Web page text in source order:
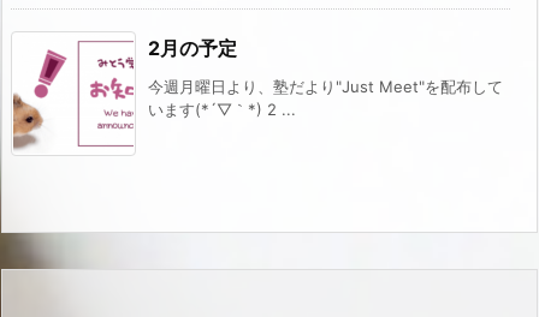
2月の予定
今週月曜日より、塾だより"Just Meet"を配布して
います(*´▽｀*) 2 ...